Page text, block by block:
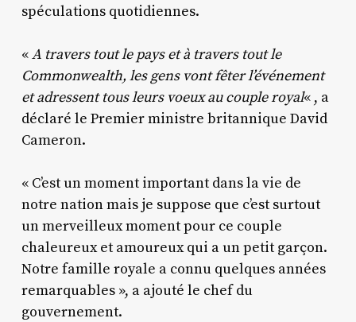
spéculations quotidiennes.
«A travers tout le pays et à travers tout le
Commonwealth, les gens vont fêter l’événement
et adressent tous leurs voeux au couple royal« , a
déclaré le Premier ministre britannique David
Cameron.
« C’est un moment important dans la vie de
notre nation mais je suppose que c’est surtout
un merveilleux moment pour ce couple
chaleureux et amoureux qui a un petit garçon.
Notre famille royale a connu quelques années
remarquables », a ajouté le chef du
gouvernement.